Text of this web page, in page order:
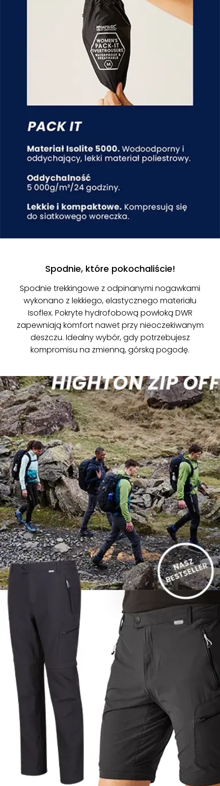
Spodnie, które pokochaliście!
Spodnie trekkingowe z odpinanymi nogawkami
wykonano z lekkiego, elastycznego materiału
Isoflex. Pokryte hydrofobową powłoką DWR
zapewniają komfort nawet przy nieoczekiwanym
deszczu. Idealny wybór, gdy potrzebujesz
kompromisu na zmienną, górską pogodę.